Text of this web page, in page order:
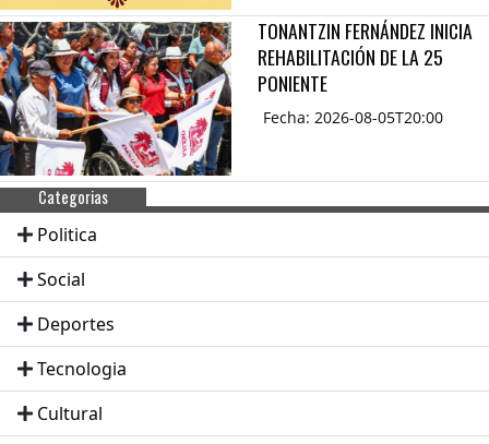
TONANTZIN FERNÁNDEZ INICIA
REHABILITACIÓN DE LA 25
PONIENTE
Fecha: 2026-08-05T20:00
Categorias
Politica
Social
Deportes
Tecnologia
Cultural